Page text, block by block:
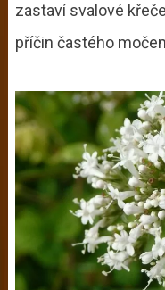
zastaví svalové
příčin častého